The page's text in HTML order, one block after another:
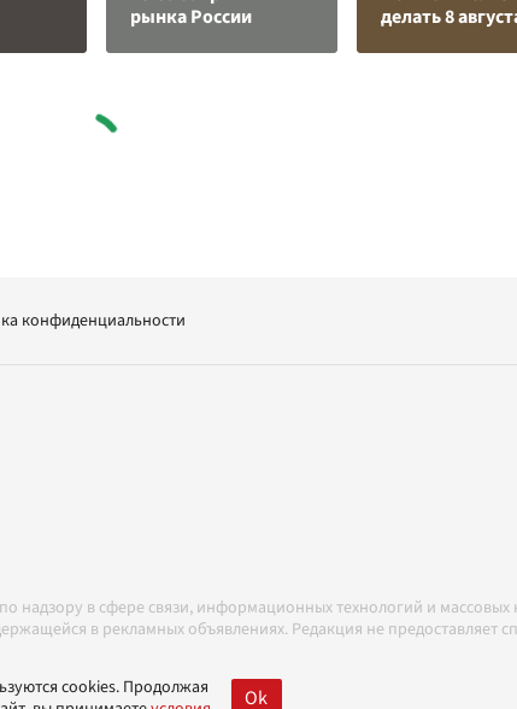
рынка России
делать 8
конфиденциальности
надзору в сфере связи, информационных технологий и
в рекламных объявлениях. Редакция не
с Правилами
cookies. Продолжая
Ok